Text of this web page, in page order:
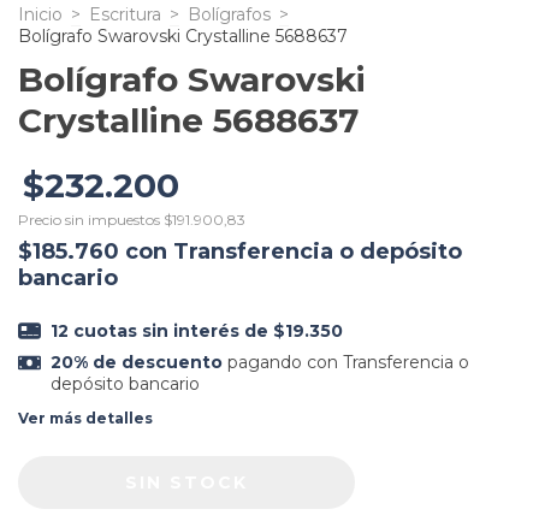
Inicio > Escritura > Bolígrafos >
Bolígrafo Swarovski Crystalline 5688637
Bolígrafo Swarovski
Crystalline 5688637
$232.200
Precio sin impuestos $191.900,83
$185.760 con Transferencia o depósito
bancario
12 cuotas sin interés de $19.350
20% de descuentopagando con Transferencia o
depósito bancario
Ver más detalles